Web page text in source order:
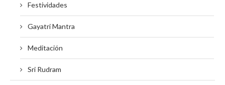
Festividades
Gayatri Mantra
Meditación
Sri Rudram